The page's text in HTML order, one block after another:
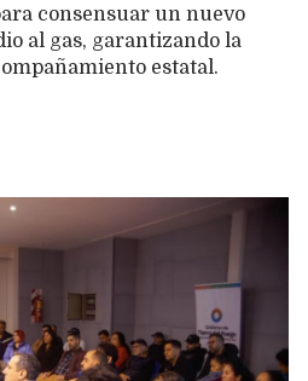
consensuar un nuevo
al gas, garantizando la
estatal.